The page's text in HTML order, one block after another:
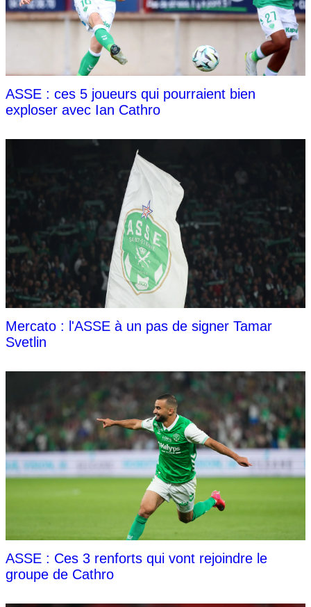
ASSE : ces 5 joueurs qui pourraient bien
exploser avec Ian Cathro
Mercato : l'ASSE à un pas de signer Tamar
Svetlin
ASSE : Ces 3 renforts qui vont rejoindre le
groupe de Cathro